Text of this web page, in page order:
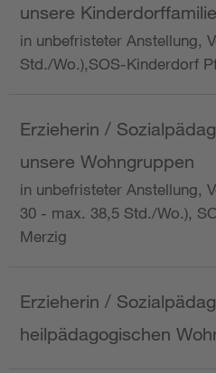
unsere Kinderdorffamilie
in unbefristeter Anstellung,
Std./Wo.),SOS-Kinderdorf
Erzieherin /
unsere Wohngruppen
in unbefristeter Anstellung,
30 - max. 38,5 Std./Wo.),
Merzig
Erzieherin /
heilpädagogischen